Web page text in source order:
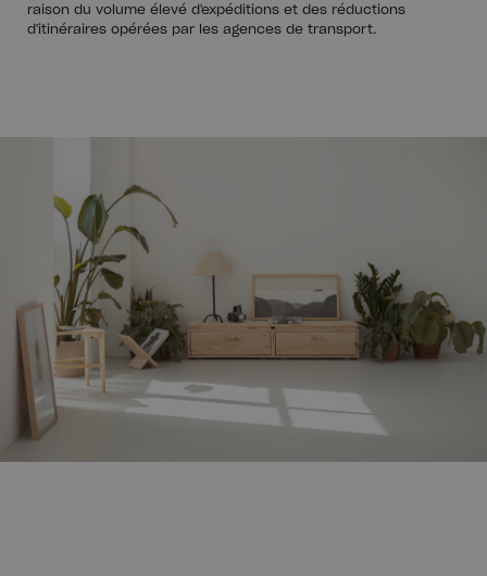
raison du volume élevé d'expéditions et des réductions
d'itinéraires opérées par les agences de transport.